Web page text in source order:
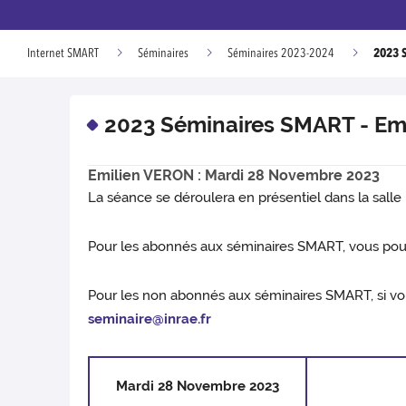
Internet SMART Séminaires Séminaires 2023-2024 2023
2023 Séminaires SMART -
Emilien VERON : Mardi 28 Novembre 2023
La séance se déroulera en présentiel dans la
Pour les abonnés aux séminaires SMART, vous
Pour les non abonnés aux séminaires SMART, si
seminaire@inrae.fr
Mardi 28 Novembre 2023